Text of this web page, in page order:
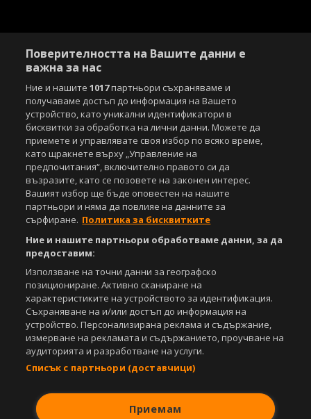
Copyright © 2007-2026 Агенция Спортал. Всички права запазени.
Този уебсайт е собственост на
Sportal Media Group
Екип За рекламa
Общи условия
Етични правила на НСС
Лични данни
Управление на предпочитания
Съдържанието на този уеб сайт и технологиите, използвани в него, са
Всички статии, репортажи, интервюта и други текстови, графични и
видео материали, публикувани в сайта, са собственост на Агенция
Спортал, освен ако изрично е посочено друго. Допуска се
публикуване на текстови материали само след писмено съгласие на
Агенция Спортал, посочване на източника и добавяне на линк към
www.sportal.bg. Използването на графични и видео материали,
публикувани в сайта, е строго забранено. Нарушителите ще бъдат
санкционирани с цялата строгост на закона.
СвалиБЕЗПЛАТНОТО приложение за:
Поверителността на Вашите данни е
важна за нас
Ние и нашите1017партньори съхраняваме и
получаваме достъп до информация на Вашето
устройство, като уникални идентификатори в
бисквитки за обработка на лични данни. Можете да
приемете и управлявате своя избор по всяко време,
като щракнете върху „Управление на
предпочитания“, включително правото си да
възразите, като се позовете на законен интерес.
Вашият избор ще бъде оповестен на нашите
партньори и няма да повлияе на данните за
сърфиране. Политика за бисквитките
Ние и нашите партньори обработваме данни, за да
предоставим:
Използване на точни данни за географско
позициониране. Активно сканиране на
характеристиките на устройството за идентификация.
Съхраняване на и/или достъп до информация на
устройство. Персонализирана реклама и съдържание,
измерване на рекламата и съдържанието, проучване на
аудиторията и разработване на услуги.
Списък с партньори (доставчици)
Приемам